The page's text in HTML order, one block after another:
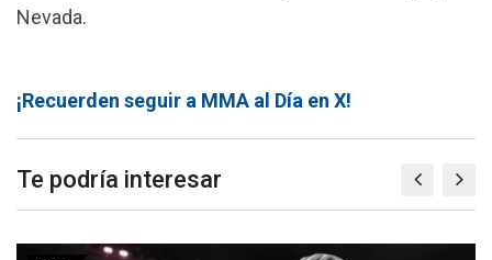
Nevada.
¡Recuerden seguir a MMA al Día en X!
Te podría interesar